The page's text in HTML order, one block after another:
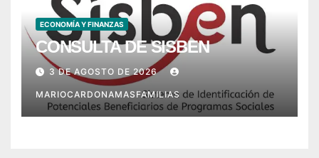
ECONOMÍA Y FINANZAS
CONSULTA DE SISBEN
3 DE AGOSTO DE 2026
MARIOCARDONAMASFAMILIAS